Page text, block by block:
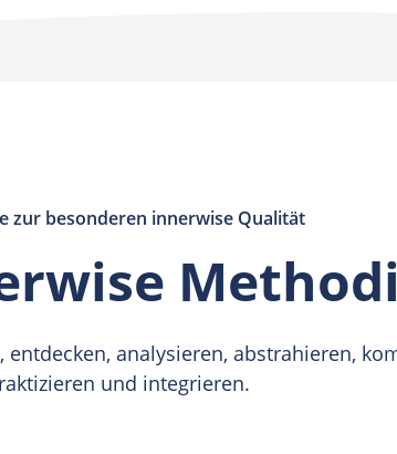
zur besonderen innerwise Qualität
analysieren, abstrahieren,
und integrieren.